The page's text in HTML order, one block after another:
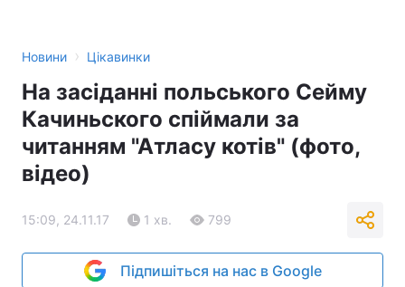
Новини › Цікавинки
На засіданні польського Сейму
Качиньского спіймали за
читанням "Атласу котів" (фото,
відео)
15:09, 24.11.17 1 хв. 799
Підпишіться на нас в Google